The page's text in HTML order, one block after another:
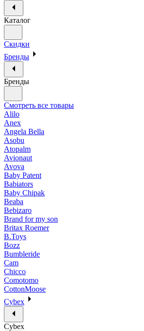
Каталог
Скидки
Бренды
Бренды
Смотреть все товары
Alilo
Anex
Angela Bella
Asobu
Atopalm
Avionaut
Avova
Baby Patent
Babiators
Baby Chipak
Beaba
Bebizaro
Brand for my son
Britax Roemer
B.Toys
Bozz
Bumbleride
Cam
Chicco
Comotomo
CottonMoose
Cybex
Cybex